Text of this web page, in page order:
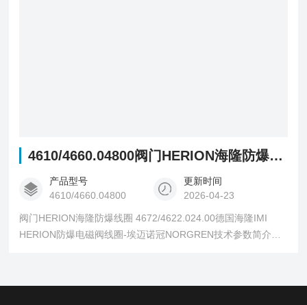
4610/4660.04800阀门HERION海隆防爆线圈
产品型号
4610/4660.04800
更新时间
2026-04-23
阀门HERION海隆防爆线圈 4672/4622.024.00德国海隆IMI
HERION防爆电磁阀线圈-埃迈诺冠NORGREN技术参数简介：